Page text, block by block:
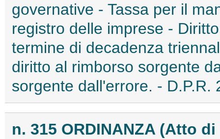
governative - Tassa per il
registro delle imprese -
termine di decadenza
diritto al rimborso sorgente
sorgente dall'errore. - D.P.R.
n. 315 ORDINANZA (Atto